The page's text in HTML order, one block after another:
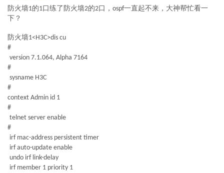
防火墙1的1口练了防火墙2的2口，ospf一直起不来，大神帮忙看一
下？
防火墙1<H3C>dis cu
#
version 7.1.064, Alpha 7164
#
sysname H3C
#
context Admin id 1
#
telnet server enable
#
irf mac-address persistent timer
irf auto-update enable
undo irf link-delay
irf member 1 priority 1